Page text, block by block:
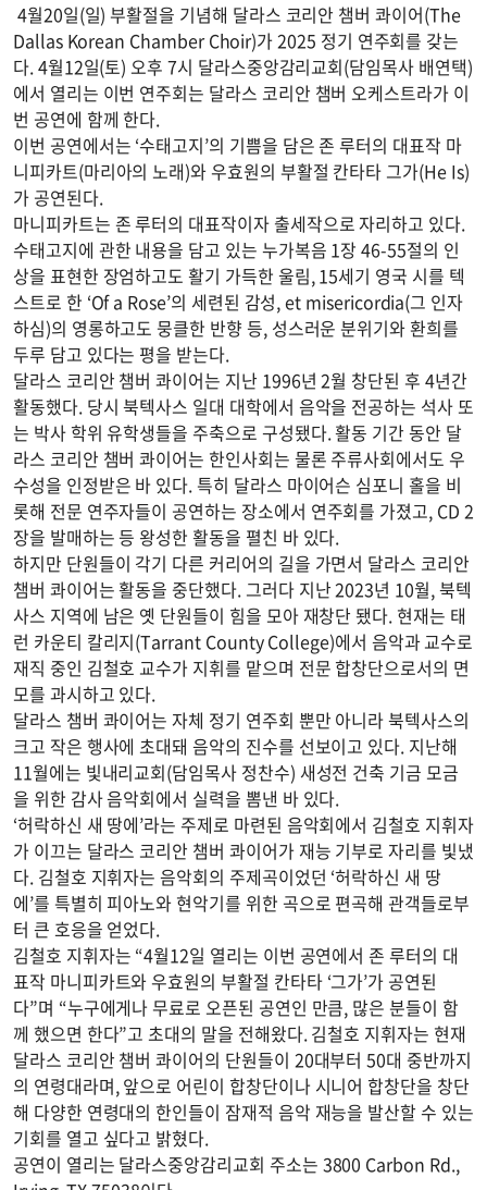
4월20일(일) 부활절을 기념해 달라스 코리안 챔버 콰이어(The
Dallas Korean Chamber Choir)가 2025 정기 연주회를 갖는
다. 4월12일(토) 오후 7시 달라스중앙감리교회(담임목사 배연택)
에서 열리는 이번 연주회는 달라스 코리안 챔버 오케스트라가 이
번 공연에 함께 한다.
이번 공연에서는 ‘수태고지’의 기쁨을 담은 존 루터의 대표작 마
니피카트(마리아의 노래)와 우효원의 부활절 칸타타 그가(He Is)
가 공연된다.
마니피카트는 존 루터의 대표작이자 출세작으로 자리하고 있다.
수태고지에 관한 내용을 담고 있는 누가복음 1장 46-55절의 인
상을 표현한 장엄하고도 활기 가득한 울림, 15세기 영국 시를 텍
스트로 한 ‘Of a Rose’의 세련된 감성, et misericordia(그 인자
하심)의 영롱하고도 뭉클한 반향 등, 성스러운 분위기와 환희를
두루 담고 있다는 평을 받는다.
달라스 코리안 챔버 콰이어는 지난 1996년 2월 창단된 후 4년간
활동했다. 당시 북텍사스 일대 대학에서 음악을 전공하는 석사 또
는 박사 학위 유학생들을 주축으로 구성됐다. 활동 기간 동안 달
라스 코리안 챔버 콰이어는 한인사회는 물론 주류사회에서도 우
수성을 인정받은 바 있다. 특히 달라스 마이어슨 심포니 홀을 비
롯해 전문 연주자들이 공연하는 장소에서 연주회를 가졌고, CD 2
장을 발매하는 등 왕성한 활동을 펼친 바 있다.
하지만 단원들이 각기 다른 커리어의 길을 가면서 달라스 코리안
챔버 콰이어는 활동을 중단했다. 그러다 지난 2023년 10월, 북텍
사스 지역에 남은 옛 단원들이 힘을 모아 재창단 됐다. 현재는 태
런 카운티 칼리지(Tarrant County College)에서 음악과 교수로
재직 중인 김철호 교수가 지휘를 맡으며 전문 합창단으로서의 면
모를 과시하고 있다.
달라스 챔버 콰이어는 자체 정기 연주회 뿐만 아니라 북텍사스의
크고 작은 행사에 초대돼 음악의 진수를 선보이고 있다. 지난해
11월에는 빛내리교회(담임목사 정찬수) 새성전 건축 기금 모금
을 위한 감사 음악회에서 실력을 뽐낸 바 있다.
‘허락하신 새 땅에’라는 주제로 마련된 음악회에서 김철호 지휘자
가 이끄는 달라스 코리안 챔버 콰이어가 재능 기부로 자리를 빛냈
다. 김철호 지휘자는 음악회의 주제곡이었던 ‘허락하신 새 땅
에’를 특별히 피아노와 현악기를 위한 곡으로 편곡해 관객들로부
터 큰 호응을 얻었다.
김철호 지휘자는 “4월12일 열리는 이번 공연에서 존 루터의 대
표작 마니피카트와 우효원의 부활절 칸타타 ‘그가’가 공연된
다”며 “누구에게나 무료로 오픈된 공연인 만큼, 많은 분들이 함
께 했으면 한다”고 초대의 말을 전해왔다. 김철호 지휘자는 현재
달라스 코리안 챔버 콰이어의 단원들이 20대부터 50대 중반까지
의 연령대라며, 앞으로 어린이 합창단이나 시니어 합창단을 창단
해 다양한 연령대의 한인들이 잠재적 음악 재능을 발산할 수 있는
기회를 열고 싶다고 밝혔다.
공연이 열리는 달라스중앙감리교회 주소는 3800 Carbon Rd.,